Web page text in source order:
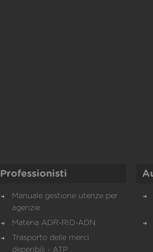
Professionisti
Manuale gestione utenze per
agenzie
Materia ADR-RID-ADN
Trasporto delle merci
deperibili - ATP